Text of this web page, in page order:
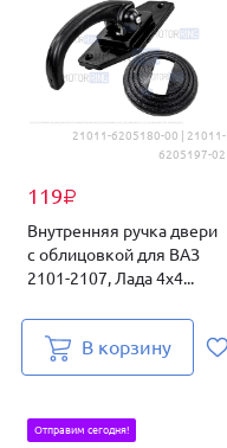
21011-6205180-00 | 21011-
6205197-02
119₽
Внутренняя ручка двери
c облицовкой для ВАЗ
2101-2107, Лада 4х4...
В корзину
Отправим сегодня!